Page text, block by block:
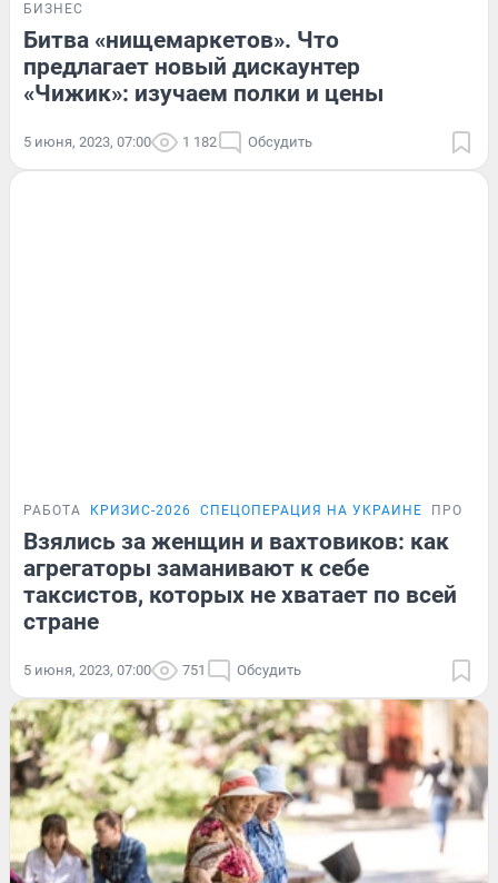
БИЗНЕС
Битва «нищемаркетов». Что
предлагает новый дискаунтер
«Чижик»: изучаем полки и цены
5 июня, 2023, 07:00 1 182 Обсудить
РАБОТА КРИЗИС-2026 СПЕЦОПЕРАЦИЯ НА УКРАИНЕ
Взялись за женщин и вахтовиков: как
агрегаторы заманивают к себе
таксистов, которых не хватает по всей
стране
5 июня, 2023, 07:00 751 Обсудить